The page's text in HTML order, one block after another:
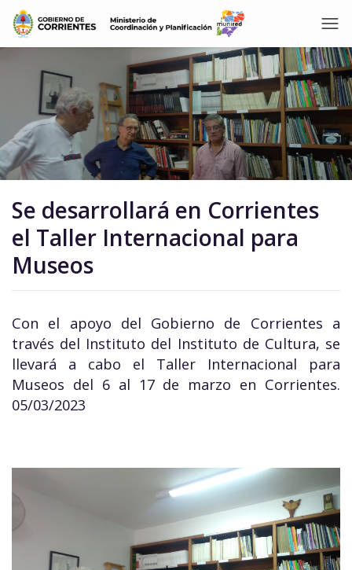
Se desarrollará en Corrientes
el Taller Internacional para
Museos
Con el apoyo del Gobierno de Corrientes a
través del Instituto del Instituto de Cultura, se
llevará a cabo el Taller Internacional para
Museos del 6 al 17 de marzo en Corrientes.
05/03/2023